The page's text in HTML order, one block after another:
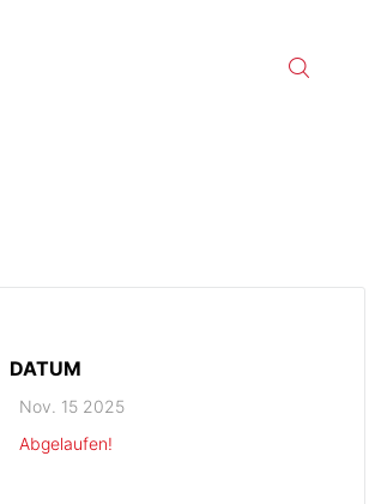
DATUM
Nov. 15 2025
Abgelaufen!